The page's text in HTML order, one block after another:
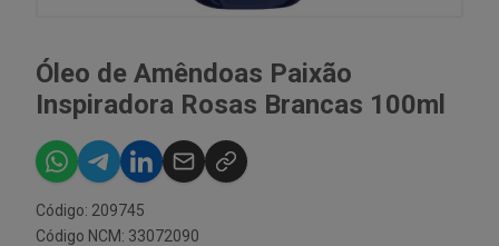
Óleo de Amêndoas Paixão
Inspiradora Rosas Brancas 100ml
Código: 209745
Código NCM: 33072090